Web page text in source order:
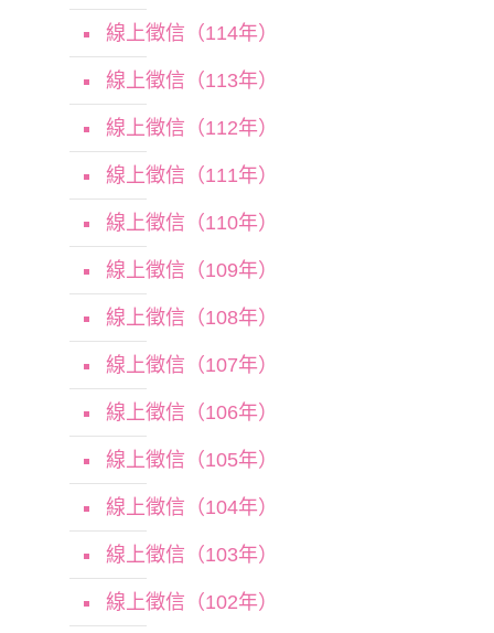
線上徵信（114年）
線上徵信（113年）
線上徵信（112年）
線上徵信（111年）
線上徵信（110年）
線上徵信（109年）
線上徵信（108年）
線上徵信（107年）
線上徵信（106年）
線上徵信（105年）
線上徵信（104年）
線上徵信（103年）
線上徵信（102年）